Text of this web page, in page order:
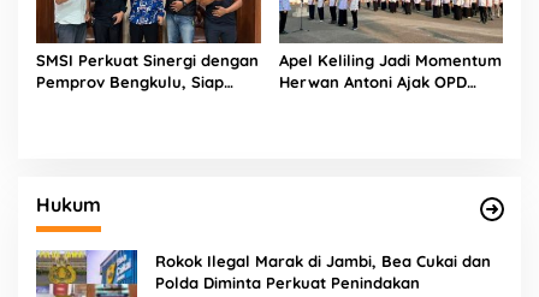
SMSI Perkuat Sinergi dengan
Pemprov Bengkulu, Siap
Apel Keliling Jadi Momentum
Herwan Antoni Ajak OPD
Hukum
Rokok Ilegal Marak di Jambi, Bea Cukai dan
Polda Diminta Perkuat Penindakan